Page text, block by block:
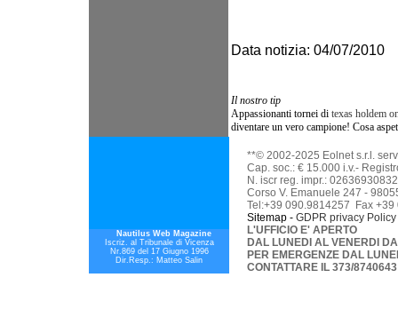
Data notizia: 04/07/2010
Il nostro tip
Appassionanti tornei di texas holdem
diventare un vero campione! Cosa
Nautilus Web Magazine
Iscriz. al Tribunale di Vicenza
Nr.869 del 17 Giugno 1996
Dir.Resp.: Matteo Salin
**© 2002-2025 Eolnet s.r.l.
Cap. soc.: € 15.000 i.v.-
N. iscr reg. impr.:
Corso V. Emanuele 247 -
Tel:+39 090.9814257 Fax
Sitemap - GDPR privacy Policy
L'UFFICIO E' APERTO
DAL LUNEDI AL VENERDI
PER EMERGENZE DAL
CONTATTARE IL 373/8740643